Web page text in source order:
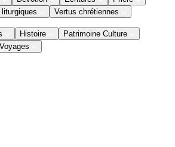
Vertus chrétiennes
Histoire
Patrimoine Culture
Voyages